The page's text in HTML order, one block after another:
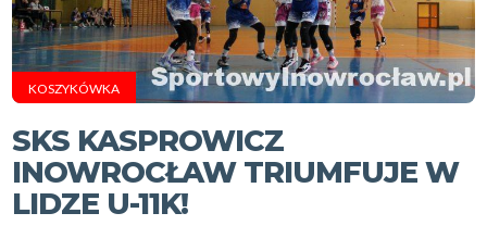
KOSZYKÓWKA
SKS KASPROWICZ
INOWROCŁAW TRIUMFUJE W
LIDZE U-11K!